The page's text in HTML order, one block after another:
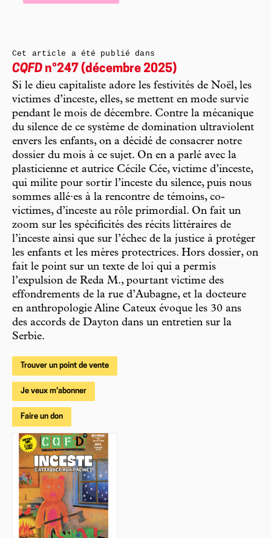
Cet article a été publié dans
CQFD n°247 (décembre 2025)
Si le dieu capitaliste adore les festivités de Noël, les
victimes d’inceste, elles, se mettent en mode survie
pendant le mois de décembre. Contre la mécanique
du silence de ce système de domination ultraviolent
envers les enfants, on a décidé de consacrer notre
dossier du mois à ce sujet. On en a parlé avec la
plasticienne et autrice Cécile Cée, victime d’inceste,
qui milite pour sortir l’inceste du silence, puis nous
sommes allé·es à la rencontre de témoins, co-
victimes, d’inceste au rôle primordial. On fait un
zoom sur les spécificités des récits littéraires de
l’inceste ainsi que sur l’échec de la justice à protéger
les enfants et les mères protectrices. Hors dossier, on
fait le point sur un texte de loi qui a permis
l’expulsion de Reda M., pourtant victime des
effondrements de la rue d’Aubagne, et la docteure
en anthropologie Aline Cateux évoque les 30 ans
des accords de Dayton dans un entretien sur la
Serbie.
Trouver un point de vente
Je veux m'abonner
Faire un don